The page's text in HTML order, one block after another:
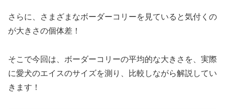
さらに、さまざまなボーダーコリーを見ていると気付くの
が大きさの個体差！
そこで今回は、ボーダーコリーの平均的な大きさを、実際
に愛犬のエイスのサイズを測り、比較しながら解説してい
きます！